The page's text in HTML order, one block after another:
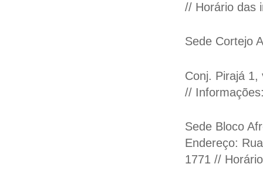
// Horário das
Sede Cortejo
Conj. Pirajá
//
Sede Bloco
Endereço:
1771 //